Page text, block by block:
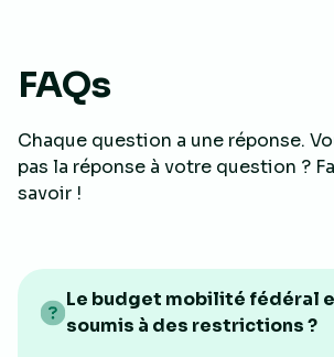
FAQs
Chaque question a une réponse.
pas la réponse à votre question ?
savoir !
Le budget mobilité fédéral
soumis à des restrictions ?